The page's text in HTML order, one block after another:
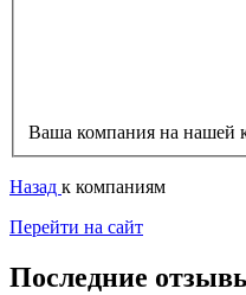
Ваша компания на нашей
Назад к компаниям
Перейти на сайт
Последние